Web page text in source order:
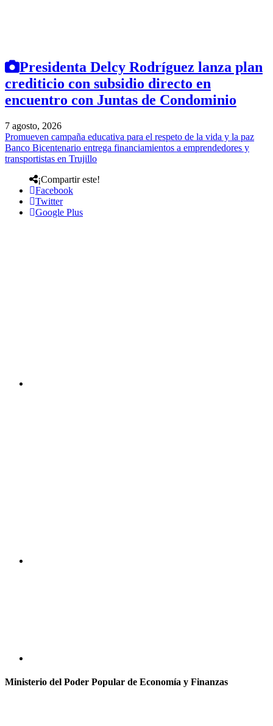
Presidenta Delcy Rodríguez lanza plan
crediticio con subsidio directo en
encuentro con Juntas de Condominio
7 agosto, 2026
Promueven campaña educativa para el respeto de la vida y la paz
Banco Bicentenario entrega financiamientos a emprendedores y
transportistas en Trujillo
¡Compartir este!
Facebook
Twitter
Google Plus
Ministerio del Poder Popular de Economía y Finanzas